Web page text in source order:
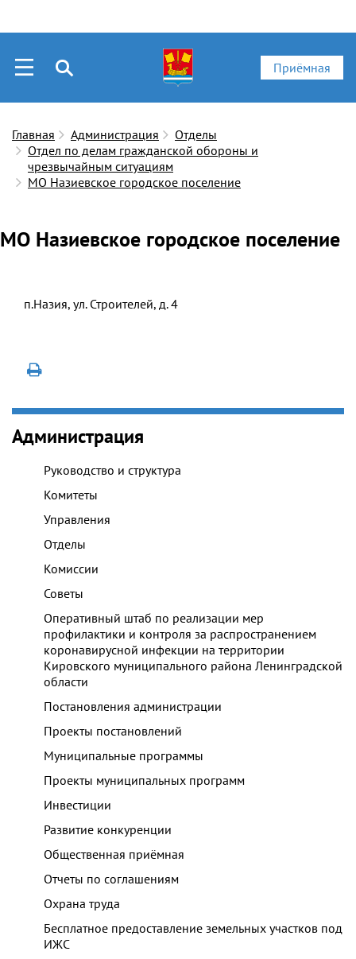
Приёмная
Главная Администрация
Отделы
Отдел по делам гражданской обороны и
чрезвычайным ситуациям
МО Назиевское городское поселение
МО Назиевское городское поселение
п.Назия, ул. Строителей, д. 4
Администрация
Руководство и структура
Комитеты
Управления
Отделы
Комиссии
Советы
Оперативный штаб по реализации мер
профилактики и контроля за распространением
коронавирусной инфекции на территории
Кировского муниципального района Ленинградской
области
Постановления администрации
Проекты постановлений
Муниципальные программы
Проекты муниципальных программ
Инвестиции
Развитие конкуренции
Общественная приёмная
Отчеты по соглашениям
Охрана труда
Бесплатное предоставление земельных участков под
ИЖС